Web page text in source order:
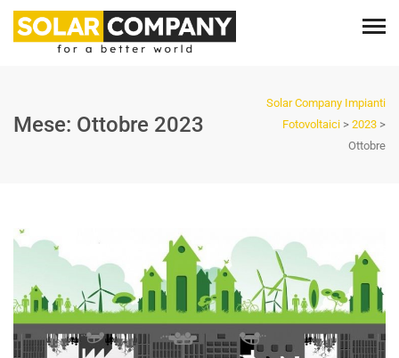
Mese: Ottobre 2023
Solar Company Impianti
Fotovoltaici > 2023 >
Ottobre